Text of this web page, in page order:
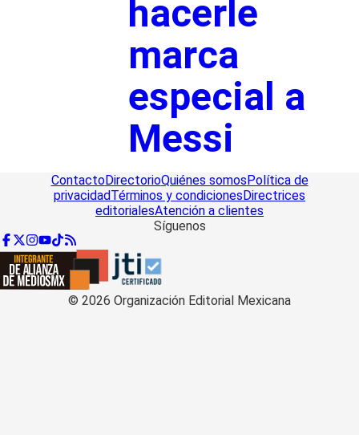
hacerle
marca
especial a
Messi
ContactoDirectorioQuiénes somosPolítica de
privacidadTérminos y condicionesDirectrices
editorialesAtención a clientes
Síguenos
© 2026 Organización Editorial Mexicana